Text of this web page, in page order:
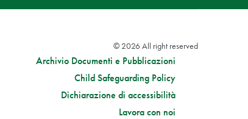
© 2026 All right reserved
Archivio Documenti e Pubblicazioni
Child Safeguarding Policy
Dichiarazione di accessibilità
Lavora con noi